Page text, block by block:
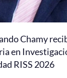
Chamy
en
RISS 2026